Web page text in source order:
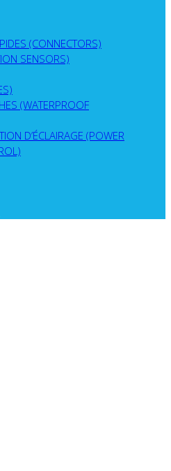
(CONNECTORS)
SENSORS)
(WATERPROOF
D’ÉCLAIRAGE (POWER